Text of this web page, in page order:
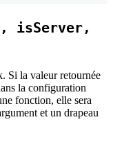
isServer,
Si la valeur retournée
la configuration
fonction, elle sera
et un drapeau